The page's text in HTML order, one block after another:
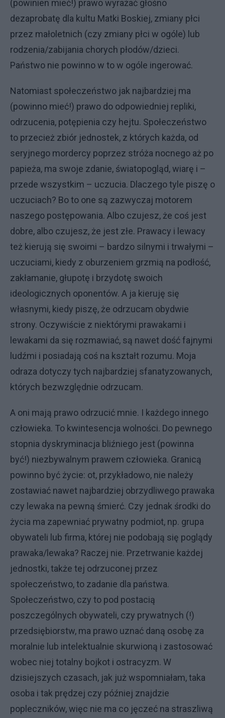
(powinien mieć!) prawo wyrażać głośno
dezaprobatę dla kultu Matki Boskiej, zmiany płci
przez małoletnich (czy zmiany płci w ogóle) lub
rodzenia/zabijania chorych płodów/dzieci.
Państwo nie powinno w to w ogóle ingerować.
Natomiast społeczeństwo jak najbardziej ma
(powinno mieć!) prawo do odpowiedniej repliki,
odrzucenia, potępienia czy hejtu. Społeczeństwo
to przecież zbiór jednostek, z których każda, od
seryjnego mordercy poprzez stróża nocnego aż po
papieża, ma swoje zdanie, światopogląd, wiarę i –
przede wszystkim – uczucia. Dlaczego tyle piszę o
uczuciach? Bo to one są zazwyczaj motorem
naszego postępowania. Albo czujesz, że coś jest
dobre, albo czujesz, że jest złe. Prawacy i lewacy
też kierują się swoimi – bardzo silnymi i trwałymi –
uczuciami, kiedy z oburzeniem grzmią na podłość,
zakłamanie, głupotę i brzydotę swoich
ideologicznych oponentów. A ja kieruję się
własnymi, kiedy piszę, że odrzucam obydwie
strony. Oczywiście z niektórymi prawakami i
lewakami da się rozmawiać, są nawet dość fajnymi
ludźmi i posiadają coś na kształt rozumu. Moja
odraza dotyczy tych najbardziej sfanatyzowanych,
których bezwzględnie odrzucam.
A oni mają prawo odrzucić mnie. I każdego innego
człowieka. To kwintesencja wolności. Do pewnego
stopnia dyskryminacja bliźniego jest (powinna
być!) niezbywalnym prawem człowieka. Granicą
powinno być życie: ot, przykładowo, nie należy
zostawiać nawet najbardziej obrzydliwego prawaka
czy lewaka na pewną śmierć. Czy jednak środki do
życia ma zapewniać prywatny podmiot, np. grupa
obywateli lub firma, której nie podobają się poglądy
prawaka/lewaka? Raczej nie. Przetrwanie każdej
jednostki, także tej odrzuconej przez
społeczeństwo, to zadanie dla państwa.
Społeczeństwo, czy to pod postacią
poszczególnych obywateli, czy prywatnych (!)
przedsiębiorstw, ma prawo uznać daną osobę za
moralnie lub intelektualnie skurwioną i zastosować
wobec niej totalny bojkot i ostracyzm. W
dzisiejszych czasach, jak już wspomniałam, taka
osoba i tak prędzej czy później znajdzie
popleczników, więc nie ma co jęczeć na straszliwą